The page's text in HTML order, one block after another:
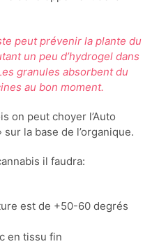
peut prévenir la plante du
un peu d’hydrogel dans
granules absorbent du
au bon moment.
on peut choyer l’Auto
la base de l’organique.
il faudra:
est de +50-60 degrés
en tissu fin